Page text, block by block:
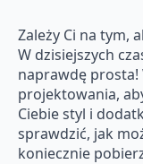
Zależy Ci na tym,
W dzisiejszych
naprawdę
projektowania,
Ciebie styl i
sprawdzić, jak
koniecznie